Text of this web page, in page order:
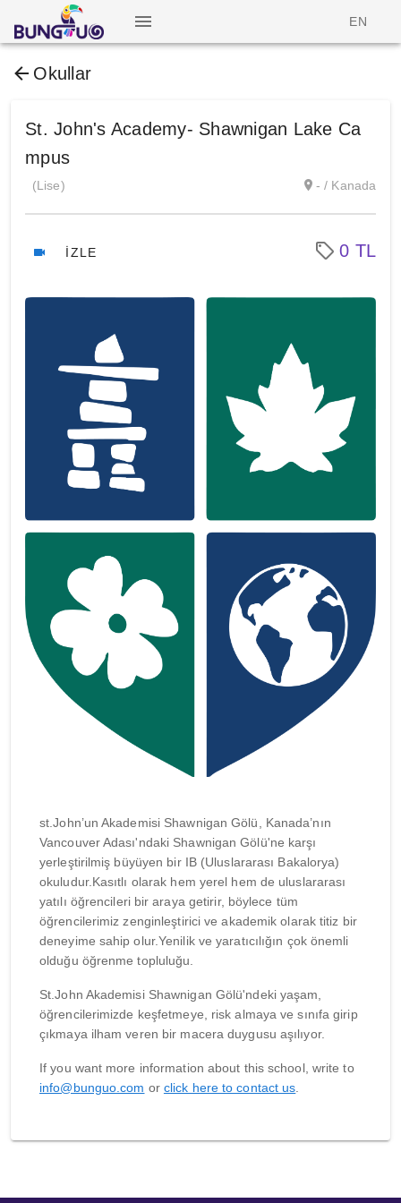
EN
Okullar
St. John's Academy- Shawnigan Lake Ca
mpus
(Lise) - / Kanada
İZLE 0 TL
st.John’un Akademisi Shawnigan Gölü, Kanada’nın
Vancouver Adası'ndaki Shawnigan Gölü'ne karşı
yerleştirilmiş büyüyen bir IB (Uluslararası Bakalorya)
okuludur.Kasıtlı olarak hem yerel hem de uluslararası
yatılı öğrencileri bir araya getirir, böylece tüm
öğrencilerimiz zenginleştirici ve akademik olarak titiz bir
deneyime sahip olur.Yenilik ve yaratıcılığın çok önemli
olduğu öğrenme topluluğu.
St.John Akademisi Shawnigan Gölü'ndeki yaşam,
öğrencilerimizde keşfetmeye, risk almaya ve sınıfa girip
çıkmaya ilham veren bir macera duygusu aşılıyor.
If you want more information about this school, write to
info@bunguo.com or click here to contact us